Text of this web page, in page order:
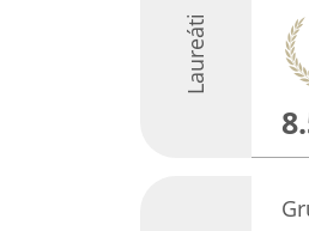
Laureáti